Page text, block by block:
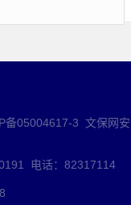
备05004617-3 文保网安
电话：82317114